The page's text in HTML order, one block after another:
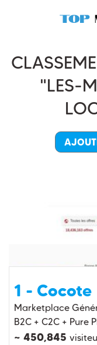
"LES-
1 - Cocote
Marketplace
B2C + C2C + Pure
~ 450,845